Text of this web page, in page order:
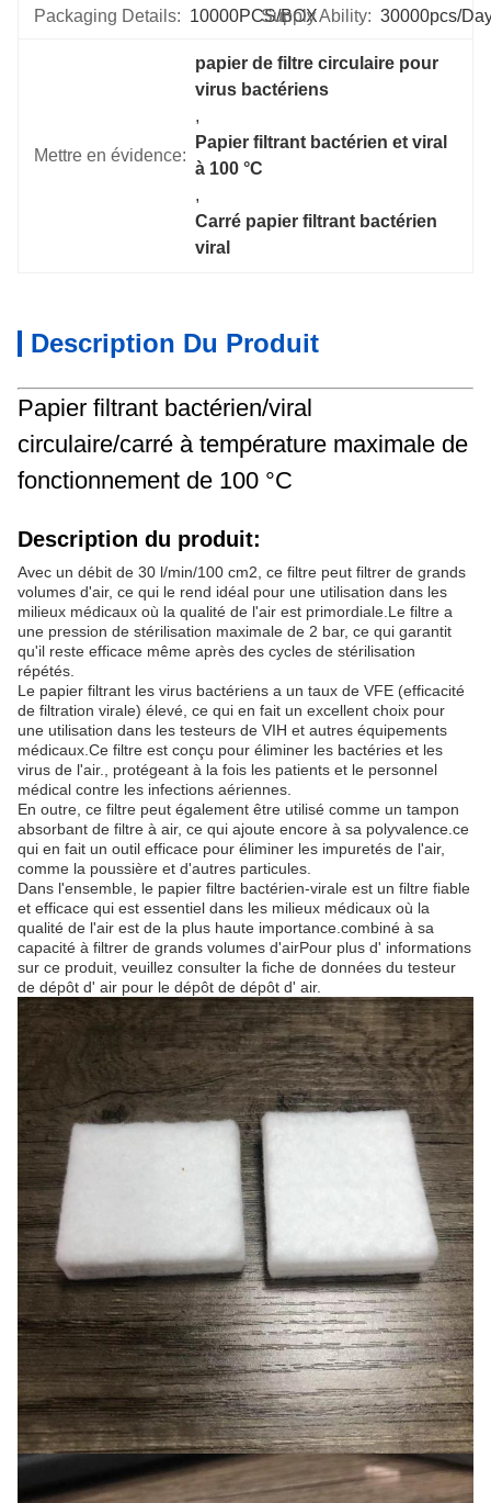
Packaging Details: 10000PCS/BOXSupply Ability: 30000pcs/
Mettre en évidence:
papier de filtre circulaire pour
virus bactériens
,
Papier filtrant bactérien et viral
à 100 °C
,
Carré papier filtrant bactérien
viral
Description Du Produit
Papier filtrant bactérien/viral
circulaire/carré à température maximale de
fonctionnement de 100 °C
Description du produit:
Avec un débit de 30 l/min/100 cm2, ce filtre peut filtrer de grands
volumes d'air, ce qui le rend idéal pour une utilisation dans les
milieux médicaux où la qualité de l'air est primordiale.Le filtre a
une pression de stérilisation maximale de 2 bar, ce qui garantit
qu'il reste efficace même après des cycles de stérilisation
répétés.
Le papier filtrant les virus bactériens a un taux de VFE (efficacité
de filtration virale) élevé, ce qui en fait un excellent choix pour
une utilisation dans les testeurs de VIH et autres équipements
médicaux.Ce filtre est conçu pour éliminer les bactéries et les
virus de l'air., protégeant à la fois les patients et le personnel
médical contre les infections aériennes.
En outre, ce filtre peut également être utilisé comme un tampon
absorbant de filtre à air, ce qui ajoute encore à sa polyvalence.ce
qui en fait un outil efficace pour éliminer les impuretés de l'air,
comme la poussière et d'autres particules.
Dans l'ensemble, le papier filtre bactérien-virale est un filtre fiable
et efficace qui est essentiel dans les milieux médicaux où la
qualité de l'air est de la plus haute importance.combiné à sa
capacité à filtrer de grands volumes d'airPour plus d' informations
sur ce produit, veuillez consulter la fiche de données du testeur
de dépôt d' air pour le dépôt de dépôt d' air.